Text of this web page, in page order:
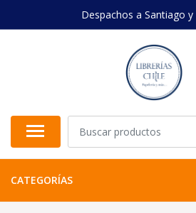
Despachos a Santiago y
CATEGORÍAS